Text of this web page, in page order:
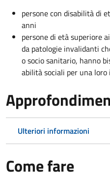
persone con disabilità di
anni
persone di età superiore
da patologie invalidanti
o socio sanitario, hanno
abilità sociali per una loro
Ulteriori informazioni
Come fare